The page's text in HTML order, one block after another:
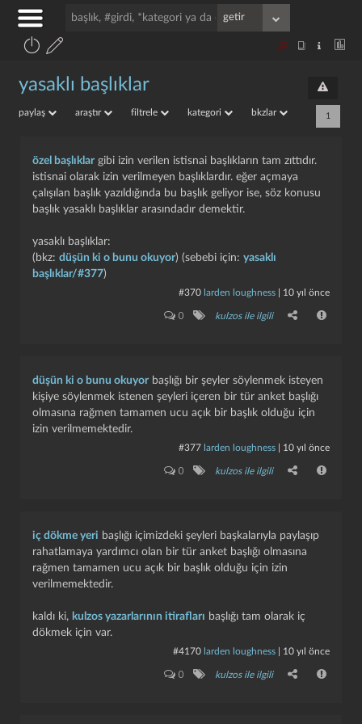
yasaklı başlıklar
paylaş araştır filtrele kategori bkzlar 1
özel başlıklar gibi izin verilen istisnai başlıkların tam zıttıdır.
istisnai olarak izin verilmeyen başlıklardır. eğer açmaya
çalışılan başlık yazıldığında bu başlık geliyor ise, söz konusu
başlık yasaklı başlıklar arasındadır demektir.
yasaklı başlıklar:
(bkz: düşün ki o bunu okuyor) (sebebi için: yasaklı
başlıklar/#377)
#370 larden loughness 10 yıl önce
0 kulzos ile ilgili
düşün ki o bunu okuyor başlığı bir şeyler söylenmek isteyen
kişiye söylenmek istenen şeyleri içeren bir tür anket başlığı
olmasına rağmen tamamen ucu açık bir başlık olduğu için
izin verilmemektedir.
#377 larden loughness 10 yıl önce
0 kulzos ile ilgili
iç dökme yeri başlığı içimizdeki şeyleri başkalarıyla paylaşıp
rahatlamaya yardımcı olan bir tür anket başlığı olmasına
rağmen tamamen ucu açık bir başlık olduğu için izin
verilmemektedir.
kaldı ki, kulzos yazarlarının itirafları başlığı tam olarak iç
dökmek için var.
#4170 larden loughness 10 yıl önce
0 kulzos ile ilgili